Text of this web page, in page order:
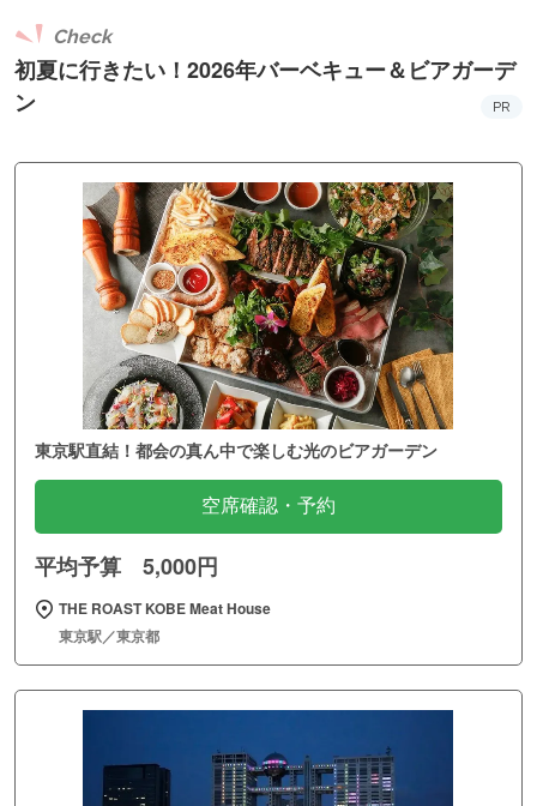
初夏に行きたい！2026年バーベキュー＆ビアガーデ
ン
Check
PR
東京駅直結！都会の真ん中で楽しむ光のビアガーデン
空席確認・予約
平均予算 5,000円
THE ROAST KOBE Meat House
東京駅／東京都